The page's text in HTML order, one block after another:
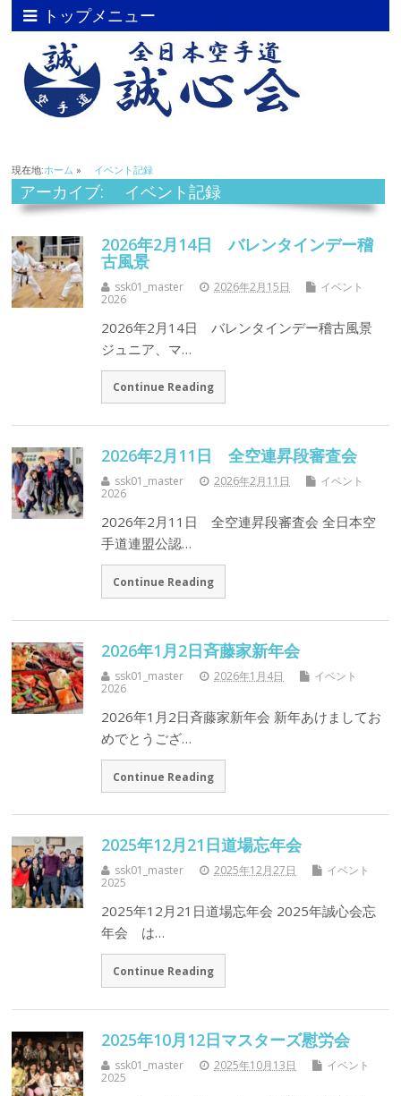
トップメニュー
現在地:ホーム » イベント記録
アーカイブ: イベント記録
2026年2月14日 バレンタインデー稽
古風景
ssk01_master 2026年2月15日
イベント
2026
2026年2月14日 バレンタインデー稽古風景
ジュニア、マ…
Continue Reading
2026年2月11日 全空連昇段審査会
ssk01_master 2026年2月11日
イベント
2026
2026年2月11日 全空連昇段審査会 全日本空
手道連盟公認…
Continue Reading
2026年1月2日斉藤家新年会
ssk01_master 2026年1月4日
イベント
2026
2026年1月2日斉藤家新年会 新年あけましてお
めでとうござ…
Continue Reading
2025年12月21日道場忘年会
ssk01_master 2025年12月27日
イベント
2025
2025年12月21日道場忘年会 2025年誠心会忘
年会 は…
Continue Reading
2025年10月12日マスターズ慰労会
ssk01_master 2025年10月13日
イベント
2025